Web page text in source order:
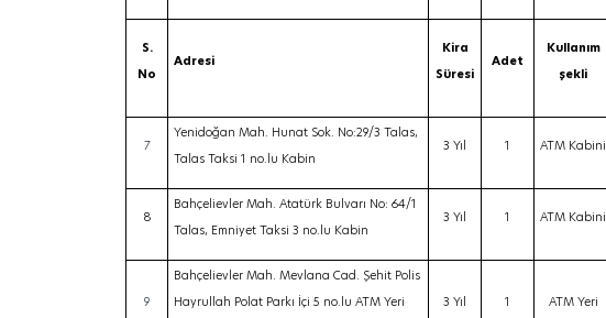
S.
No
Adresi
Kira
Süresi
Adet
Kullanım
şekli
7
Yenidoğan Mah. Hunat Sok. No:29/3 Talas,
Talas Taksi 1 no.lu Kabin
3 Yıl 1 ATM Kabini
8
Bahçelievler Mah. Atatürk Bulvarı No: 64/1
Talas, Emniyet Taksi 3 no.lu Kabin
3 Yıl 1 ATM Kabini
9
Bahçelievler Mah. Mevlana Cad. Şehit Polis
Hayrullah Polat Parkı İçi 5 no.lu ATM Yeri
3 Yıl 1 ATM Yeri